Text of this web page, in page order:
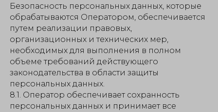
Безопасность персональных данных, которые
обрабатываются Оператором, обеспечивается
путем реализации правовых,
организационных и технических мер,
необходимых для выполнения в полном
объеме требований действующего
законодательства в области защиты
персональных данных.
8.1. Оператор обеспечивает сохранность
персональных данных и принимает все